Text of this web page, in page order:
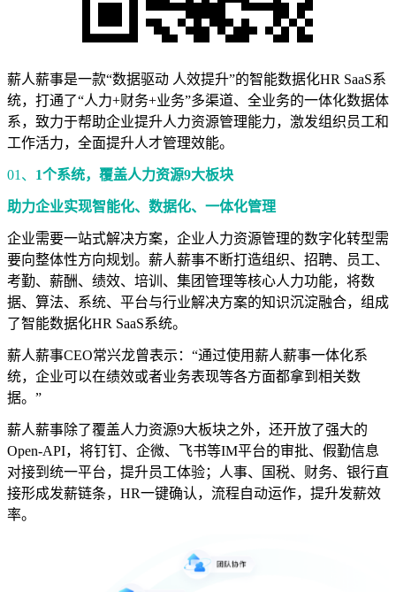
薪人薪事是一款“数据驱动 人效提升”的智能数据化HR SaaS系
统，打通了“人力+财务+业务”多渠道、全业务的一体化数据体
系，致力于帮助企业提升人力资源管理能力，激发组织员工和
工作活力，全面提升人才管理效能。
01、 1个系统，覆盖人力资源9大板块
助力企业实现智能化、数据化、一体化管理
企业需要一站式解决方案，企业人力资源管理的数字化转型需
要向整体性方向规划。薪人薪事不断打造组织、招聘、员工、
考勤、薪酬、绩效、培训、集团管理等核心人力功能，将数
据、算法、系统、平台与行业解决方案的知识沉淀融合，组成
了智能数据化HR SaaS系统。
薪人薪事CEO常兴龙曾表示：“通过使用薪人薪事一体化系
统，企业可以在绩效或者业务表现等各方面都拿到相关数
据。”
薪人薪事除了覆盖人力资源9大板块之外，还开放了强大的
Open-API，将钉钉、企微、飞书等IM平台的审批、假勤信息
对接到统一平台，提升员工体验；人事、国税、财务、银行直
接形成发薪链条，HR一键确认，流程自动运作，提升发薪效
率。